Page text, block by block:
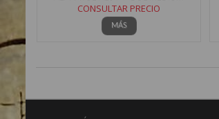
CONSULTAR PRECIO
MÁS